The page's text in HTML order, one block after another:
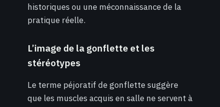
historiques ou une méconnaissance de la
pratique réelle.
L’image de la gonflette et les
stéréotypes
Le terme péjoratif de gonflette suggère
que les muscles acquis en salle ne servent à